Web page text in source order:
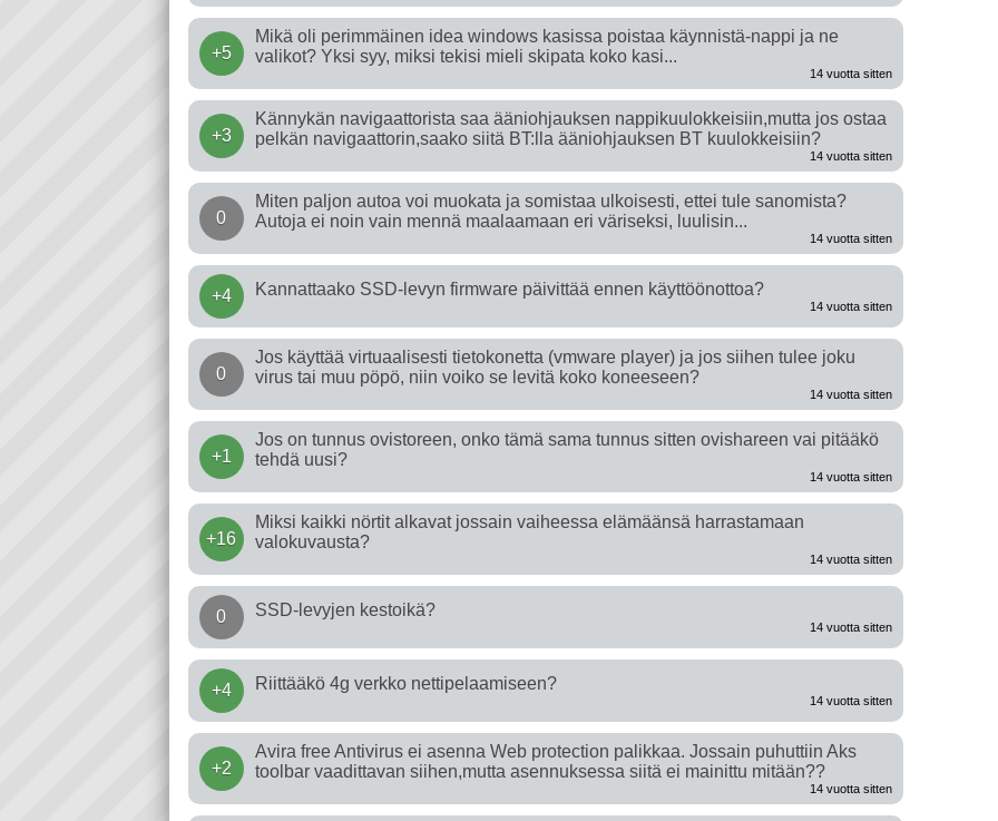
+5
Mikä oli perimmäinen idea windows kasissa poistaa käynnistä-nappi ja ne
valikot? Yksi syy, miksi tekisi mieli skipata koko kasi...
14 vuotta sitten
+3
Kännykän navigaattorista saa ääniohjauksen nappikuulokkeisiin,mutta jos ostaa
pelkän navigaattorin,saako siitä BT:lla ääniohjauksen BT kuulokkeisiin?
14 vuotta sitten
0
Miten paljon autoa voi muokata ja somistaa ulkoisesti, ettei tule sanomista?
Autoja ei noin vain mennä maalaamaan eri väriseksi, luulisin...
14 vuotta sitten
+4 Kannattaako SSD-levyn firmware päivittää ennen käyttöönottoa?
14 vuotta sitten
0
Jos käyttää virtuaalisesti tietokonetta (vmware player) ja jos siihen tulee joku
virus tai muu pöpö, niin voiko se levitä koko koneeseen?
14 vuotta sitten
+1
Jos on tunnus ovistoreen, onko tämä sama tunnus sitten ovishareen vai pitääkö
tehdä uusi?
14 vuotta sitten
+16
Miksi kaikki nörtit alkavat jossain vaiheessa elämäänsä harrastamaan
valokuvausta?
14 vuotta sitten
0 SSD-levyjen kestoikä?
14 vuotta sitten
+4 Riittääkö 4g verkko nettipelaamiseen?
14 vuotta sitten
+2
Avira free Antivirus ei asenna Web protection palikkaa. Jossain puhuttiin Aks
toolbar vaadittavan siihen,mutta asennuksessa siitä ei mainittu mitään??
14 vuotta sitten